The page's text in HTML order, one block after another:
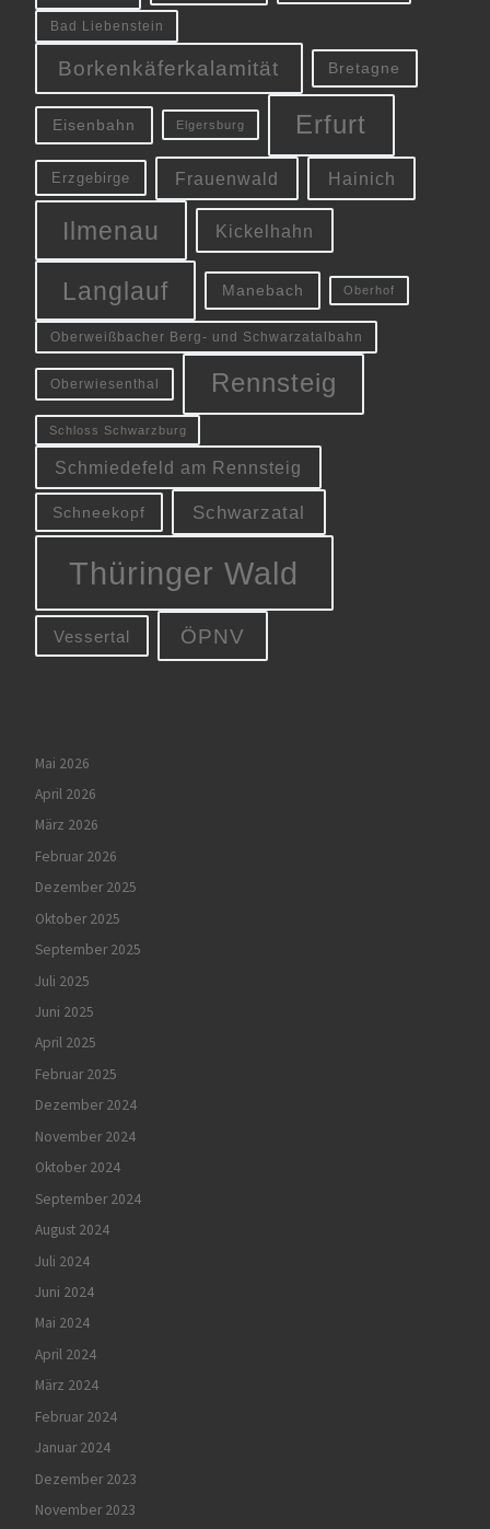
Bad Liebenstein
Borkenkäferkalamität Bretagne
Eisenbahn Elgersburg Erfurt
Erzgebirge Frauenwald Hainich
Ilmenau Kickelhahn
Langlauf Manebach Oberhof
Oberweißbacher Berg- und Schwarzatalbahn
Oberwiesenthal Rennsteig
Schloss Schwarzburg
Schmiedefeld am Rennsteig
Schneekopf Schwarzatal
Thüringer Wald
Vessertal ÖPNV
Mai 2026
April 2026
März 2026
Februar 2026
Dezember 2025
Oktober 2025
September 2025
Juli 2025
Juni 2025
April 2025
Februar 2025
Dezember 2024
November 2024
Oktober 2024
September 2024
August 2024
Juli 2024
Juni 2024
Mai 2024
April 2024
März 2024
Februar 2024
Januar 2024
Dezember 2023
November 2023